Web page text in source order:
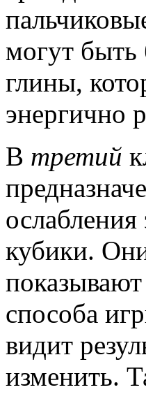
могут быть
глины,
энергично
В третий
кубики.
способа
видит
изменить.